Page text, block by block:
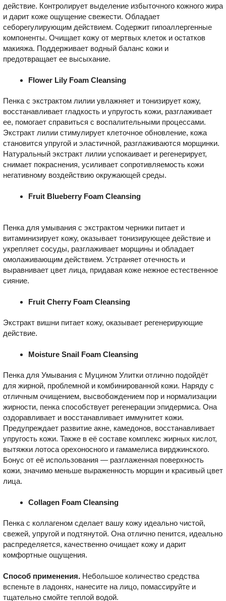
действие. Контролирует выделение избыточного кожного жира
и дарит коже ощущение свежести. Обладает
себорегулирующим действием. Содержит гипоаллергенные
компоненты. Очищает кожу от мертвых клеток и остатков
макияжа. Поддерживает водный баланс кожи и
предотвращает ее высыхание.
Flower Lily Foam Cleansing
Пенка с экстрактом лилии увлажняет и тонизирует кожу,
восстанавливает гладкость и упругость кожи, разглаживает
ее, помогает справиться с воспалительными процессами.
Экстракт лилии стимулирует клеточное обновление, кожа
становится упругой и эластичной, разглаживаются морщинки.
Натуральный экстракт лилии успокаивает и регенерирует,
снимает покраснения, усиливает сопротивляемость кожи
негативному воздействию окружающей среды.
Fruit Blueberry Foam Cleansing
Пенка для умывания с экстрактом черники питает и
витаминизирует кожу, оказывает тонизирующее действие и
укрепляет сосуды, разглаживает морщины и обладает
омолаживающим действием. Устраняет отечность и
выравнивает цвет лица, придавая коже нежное естественное
сияние.
Fruit Cherry Foam Cleansing
Экстракт вишни питает кожу, оказывает регенерирующие
действие.
Moisture Snail Foam Cleansing
Пенка для Умывания с Муцином Улитки отлично подойдёт
для жирной, проблемной и комбинированной кожи. Наряду с
отличным очищением, высвобождением пор и нормализации
жирности, пенка способствует регенерации эпидермиса. Она
оздоравливает и восстанавливает иммунитет кожи.
Предупреждает развитие акне, камедонов, восстанавливает
упругость кожи. Также в её составе комплекс жирных кислот,
вытяжки лотоса орехоносного и гамамелиса вирджинского.
Бонус от её использования — разглаженная поверхность
кожи, значимо меньше выраженность морщин и красивый цвет
лица.
Collagen Foam Cleansing
Пенка с коллагеном сделает вашу кожу идеально чистой,
свежей, упругой и подтянутой. Она отлично пенится, идеально
распределяется, качественно очищает кожу и дарит
комфортные ощущения.
Способ применения. Небольшое количество средства
вспеньте в ладонях, нанесите на лицо, помассируйте и
тщательно смойте теплой водой.